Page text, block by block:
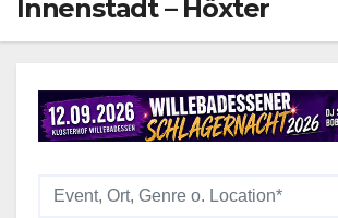
Innenstadt – Höxter